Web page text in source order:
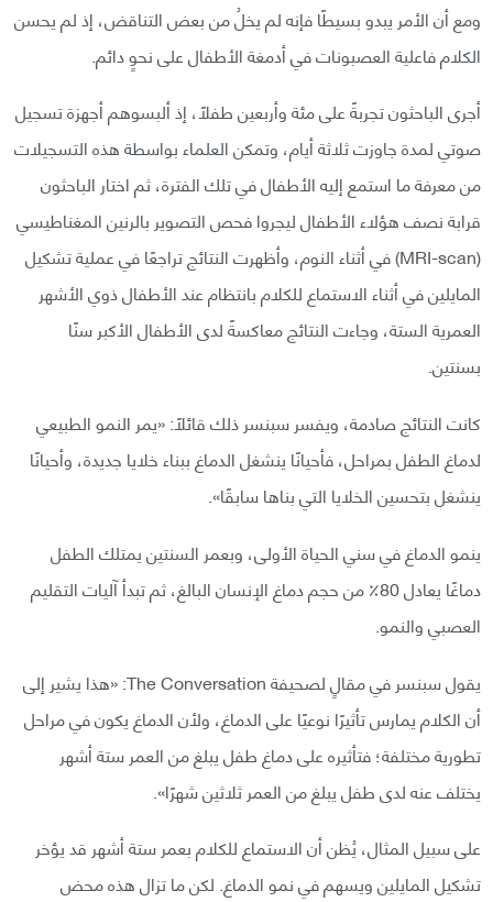
ومع أن الأمر يبدو بسيطًا فإنه لم يخلُ من بعض التناقض، إذ لم يحسن
الكلام فاعلية العصبونات في أدمغة الأطفال على نحوٍ دائم.
أجرى الباحثون تجربةً على مئة وأربعين طفلًا، إذ ألبسوهم أجهزة تسجيل
صوتي لمدة جاوزت ثلاثة أيام، وتمكن العلماء بواسطة هذه التسجيلات
من معرفة ما استمع إليه الأطفال في تلك الفترة، ثم اختار الباحثون
قرابة نصف هؤلاء الأطفال ليجروا فحص التصوير بالرنين المغناطيسي
(MRI-scan) في أثناء النوم، وأظهرت النتائج تراجعًا في عملية تشكيل
المايلين في أثناء الاستماع للكلام بانتظام عند الأطفال ذوي الأشهر
العمرية الستة، وجاءت النتائج معاكسةً لدى الأطفال الأكبر سنًا
بسنتين.
كانت النتائج صادمة، ويفسر سبنسر ذلك قائلًا: «يمر النمو الطبيعي
لدماغ الطفل بمراحل، فأحيانًا ينشغل الدماغ ببناء خلايا جديدة، وأحيانًا
ينشغل بتحسين الخلايا التي بناها سابقًا».
ينمو الدماغ في سني الحياة الأولى، وبعمر السنتين يمتلك الطفل
دماغًا يعادل 80٪؜ من حجم دماغ الإنسان البالغ، ثم تبدأ آليات التقليم
العصبي والنمو.
يقول سبنسر في مقالٍ لصحيفة The Conversation: «هذا يشير إلى
أن الكلام يمارس تأثيرًا نوعيًا على الدماغ، ولأن الدماغ يكون في مراحل
تطورية مختلفة؛ فتأثيره على دماغ طفل يبلغ من العمر ستة أشهر
يختلف عنه لدى طفل يبلغ من العمر ثلاثين شهرًا».
على سبيل المثال، يُظن أن الاستماع للكلام بعمر ستة أشهر قد يؤخر
تشكيل المايلين ويسهم في نمو الدماغ. لكن ما تزال هذه محض